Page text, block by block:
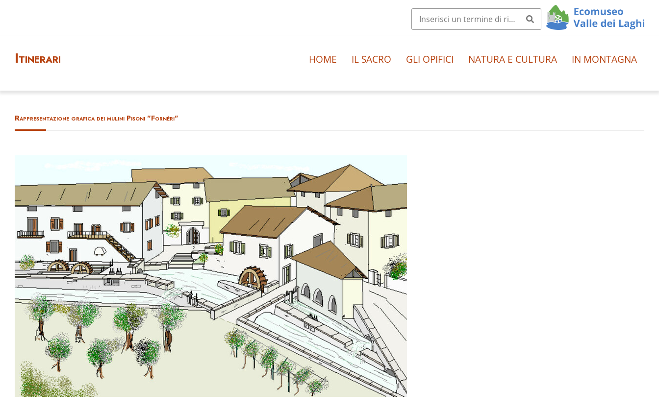
Itinerari HOME IL SACRO GLI OPIFICI NATURA E CULTURA IN MONTAGNA
Rappresentazione grafica dei mulini Pisoni "Fornèri"